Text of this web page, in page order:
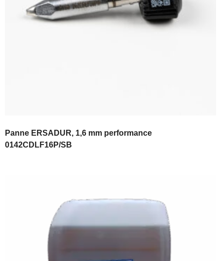
Panne ERSADUR, 1,6 mm performance
0142CDLF16P/SB